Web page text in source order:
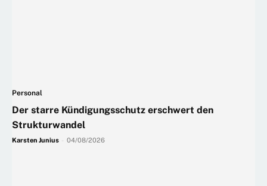
Personal
Der starre Kündigungsschutz erschwert den
Strukturwandel
Karsten Junius 04/08/2026